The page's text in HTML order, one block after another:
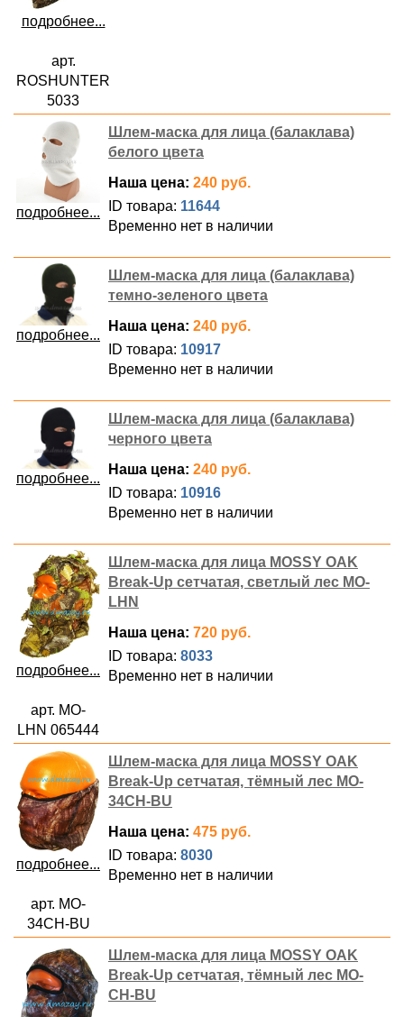
подробнее...
арт.
ROSHUNTER
5033
подробнее...
Шлем-маска для лица (балаклава)
белого цвета
Наша цена: 240 руб.
ID товара: 11644
Временно нет в наличии
подробнее...
Шлем-маска для лица (балаклава)
темно-зеленого цвета
Наша цена: 240 руб.
ID товара: 10917
Временно нет в наличии
подробнее...
Шлем-маска для лица (балаклава)
черного цвета
Наша цена: 240 руб.
ID товара: 10916
Временно нет в наличии
подробнее...
арт. MO-
LHN 065444
Шлем-маска для лица MOSSY OAK
Break-Up сетчатая, светлый лес MO-
LHN
Наша цена: 720 руб.
ID товара: 8033
Временно нет в наличии
подробнее...
арт. MO-
34CH-BU
Шлем-маска для лица MOSSY OAK
Break-Up сетчатая, тёмный лес MO-
34CH-BU
Наша цена: 475 руб.
ID товара: 8030
Временно нет в наличии
Шлем-маска для лица MOSSY OAK
Break-Up сетчатая, тёмный лес MO-
CH-BU